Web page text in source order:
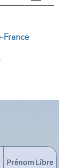
France
Prénom Libre